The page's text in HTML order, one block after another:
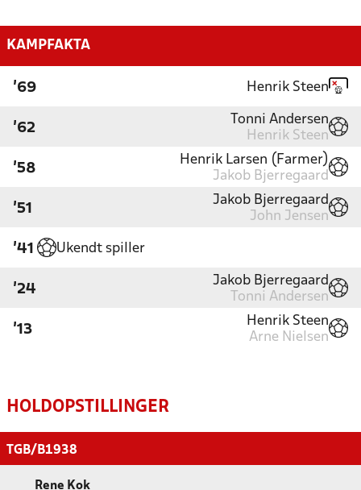
KAMPFAKTA
'69 Henrik Steen
'62
Tonni Andersen
Henrik Steen
'58
Henrik Larsen (Farmer)
Jakob Bjerregaard
'51
Jakob Bjerregaard
John Jensen
'41 Ukendt spiller
'24
Jakob Bjerregaard
Tonni Andersen
'13
Henrik Steen
Arne Nielsen
HOLDOPSTILLINGER
TGB/B1938
Rene Kok